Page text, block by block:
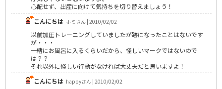
心配せず、出産に向けて気持ちを切り替えましょう！
こんにちは ホミさん | 2010/02/02
以前加圧トレーニングしていましたが跡になったことはないです
が・・・
一緒にお風呂に入るくらいだから、怪しいマークではないので
は？？
それ以外に怪しい行動がなければ大丈夫だと思いますよ！
こんにちは happyさん | 2010/02/02